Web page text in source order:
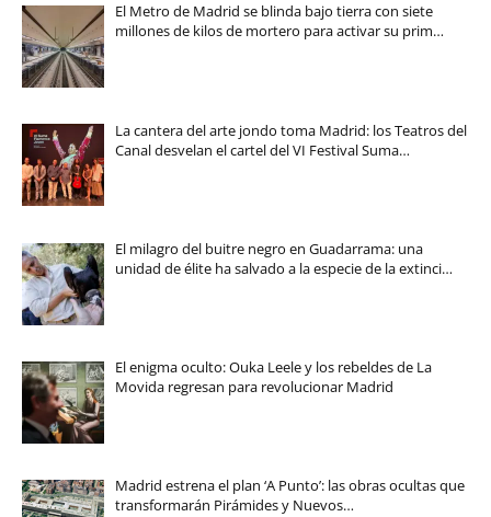
El Metro de Madrid se blinda bajo tierra con siete
millones de kilos de mortero para activar su prim…
La cantera del arte jondo toma Madrid: los Teatros del
Canal desvelan el cartel del VI Festival Suma…
El milagro del buitre negro en Guadarrama: una
unidad de élite ha salvado a la especie de la extinci…
El enigma oculto: Ouka Leele y los rebeldes de La
Movida regresan para revolucionar Madrid
Madrid estrena el plan ‘A Punto’: las obras ocultas que
transformarán Pirámides y Nuevos…